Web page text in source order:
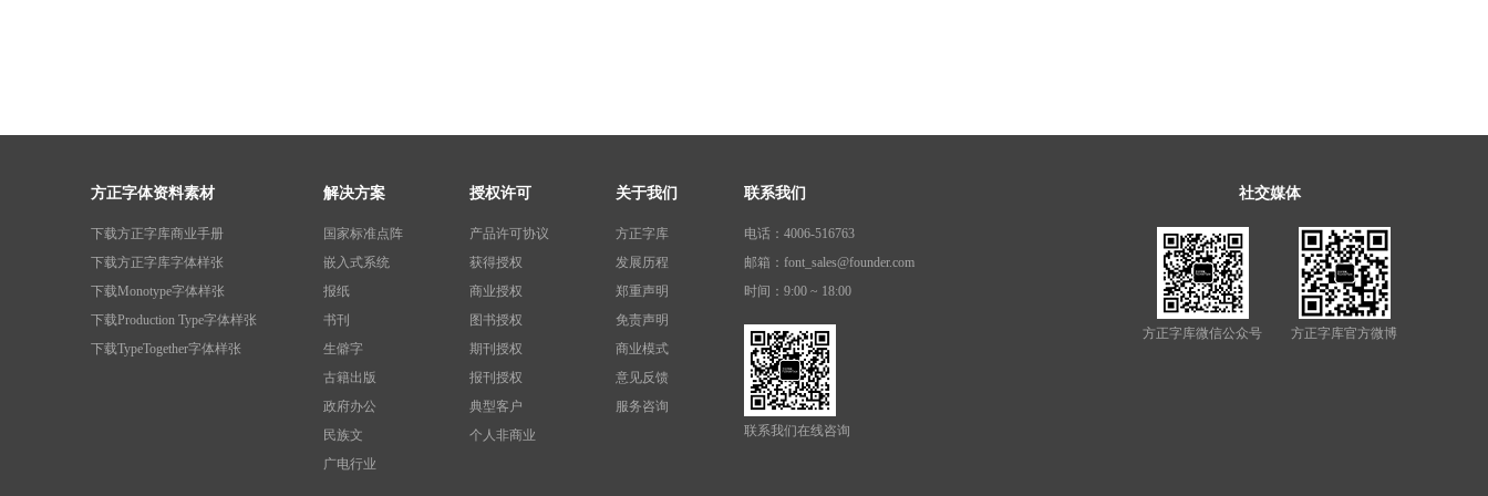
方正字体资料素材
下载方正字库商业手册
下载方正字库字体样张
下载Monotype字体样张
下载Production Type字体样张
下载TypeTogether字体样张
解决方案
国家标准点阵
嵌入式系统
报纸
书刊
生僻字
古籍出版
政府办公
民族文
广电行业
授权许可
产品许可协议
获得授权
商业授权
图书授权
期刊授权
报刊授权
典型客户
个人非商业
关于我们
方正字库
发展历程
郑重声明
免责声明
商业模式
意见反馈
服务咨询
联系我们
电话：4006-516763
邮箱：font_sales@founder.com
时间：9:00 ~ 18:00
联系我们在线咨询
社交媒体
方正字库微信公众号 方正字库官方微博